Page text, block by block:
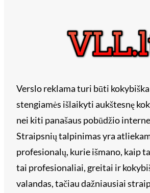
Verslo reklama turi būti
stengiamės išlaikyti aukštesnę
nei kiti panašaus pobūdžio
Straipsnių talpinimas yra
profesionalų, kurie išmano, kaip
tai profesionaliai, greitai ir
valandas, tačiau dažniausiai